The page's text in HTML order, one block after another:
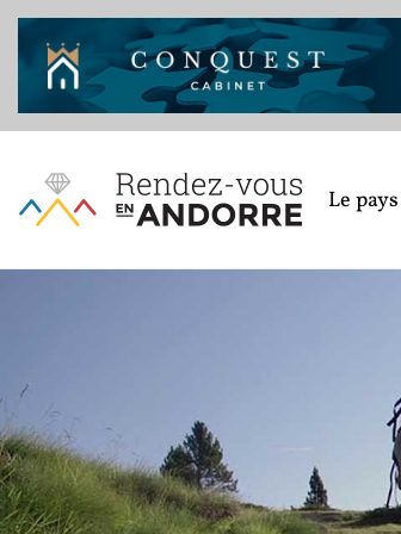
Le pays